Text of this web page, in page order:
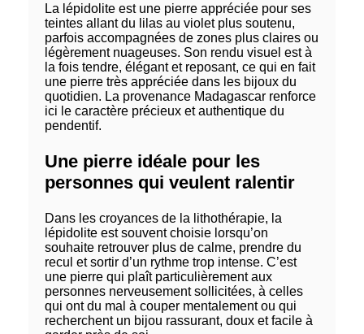
La lépidolite est une pierre appréciée pour ses
teintes allant du lilas au violet plus soutenu,
parfois accompagnées de zones plus claires ou
légèrement nuageuses. Son rendu visuel est à
la fois tendre, élégant et reposant, ce qui en fait
une pierre très appréciée dans les bijoux du
quotidien. La provenance Madagascar renforce
ici le caractère précieux et authentique du
pendentif.
Une pierre idéale pour les
personnes qui veulent ralentir
Dans les croyances de la lithothérapie, la
lépidolite est souvent choisie lorsqu’on
souhaite retrouver plus de calme, prendre du
recul et sortir d’un rythme trop intense. C’est
une pierre qui plaît particulièrement aux
personnes nerveusement sollicitées, à celles
qui ont du mal à couper mentalement ou qui
recherchent un bijou rassurant, doux et facile à